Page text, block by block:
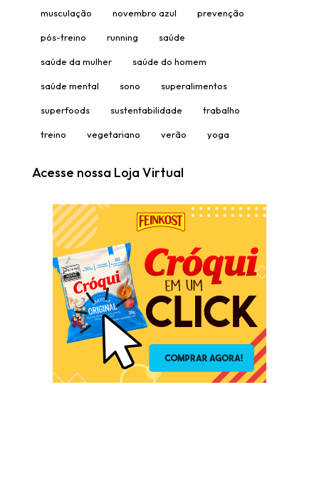
musculação novembro azul prevenção
pós-treino running saúde
saúde da mulher saúde do homem
saúde mental sono superalimentos
superfoods sustentabilidade trabalho
treino vegetariano verão yoga
Acesse nossa Loja Virtual